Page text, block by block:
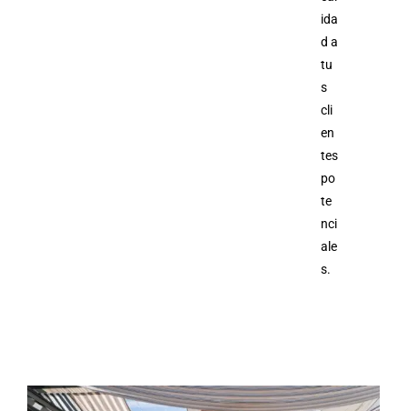
ida
d a
tu
s
cli
en
tes
po
te
nci
ale
s.